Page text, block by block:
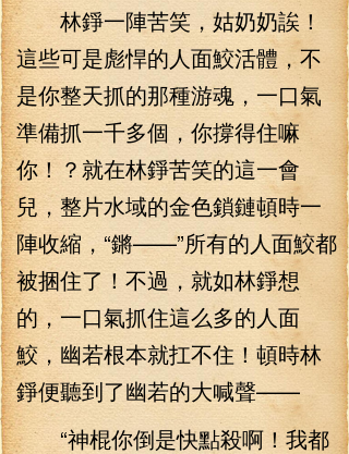
林錚一陣苦笑，姑奶奶誒！
這些可是彪悍的人面鮫活體，不
是你整天抓的那種游魂，一口氣
準備抓一千多個，你撐得住嘛
你！？就在林錚苦笑的這一會
兒，整片水域的金色鎖鏈頓時一
陣收縮，“鏘——”所有的人面鮫都
被捆住了！不過，就如林錚想
的，一口氣抓住這么多的人面
鮫，幽若根本就扛不住！頓時林
錚便聽到了幽若的大喊聲——
“神棍你倒是快點殺啊！我都